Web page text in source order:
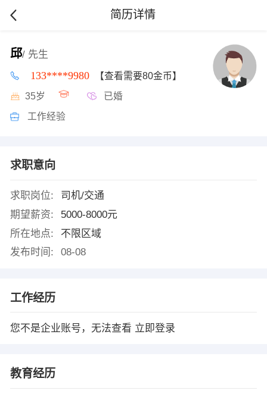
简历详情
邱/ 先生
133****9980 【查看需要80金币】
35岁 已婚
工作经验
求职意向
求职岗位:
司机/交通
期望薪资:
5000-8000元
所在地点:
不限区域
发布时间:
08-08
工作经历
您不是企业账号，无法查看 立即登录
教育经历